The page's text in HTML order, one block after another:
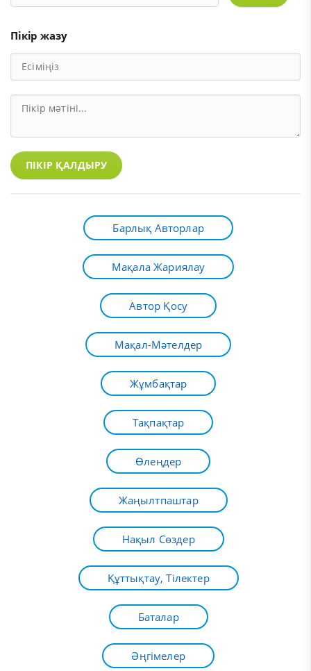
Пікір жазу
ПІКІР ҚАЛДЫРУ
Барлық Авторлар
Мақала Жариялау
Автор Қосу
Мақал-Мәтелдер
Жұмбақтар
Тақпақтар
Өлеңдер
Жаңылтпаштар
Нақыл Сөздер
Құттықтау, Тілектер
Баталар
Әңгімелер